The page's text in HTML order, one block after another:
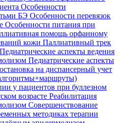
Особенности
БЭ Особенности перевязок
Особенности питания при
помощь орфанному
кожи Паллиативный трек
Педиатрические аспекты ведения
Педиатрические аспекты
на диспансерный учет
у пациентов при буллезном
возрасте Реабилитация
Совершенствование
методиках терапии